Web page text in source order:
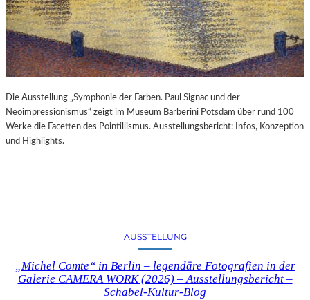
Die Ausstellung „Symphonie der Farben. Paul Signac und der
Neoimpressionismus“ zeigt im Museum Barberini Potsdam über rund 100
Werke die Facetten des Pointillismus. Ausstellungsbericht: Infos, Konzeption
und Highlights.
AUSSTELLUNG
„Michel Comte“ in Berlin – legendäre Fotografien in der
Galerie CAMERA WORK (2026) – Ausstellungsbericht –
Schabel-Kultur-Blog